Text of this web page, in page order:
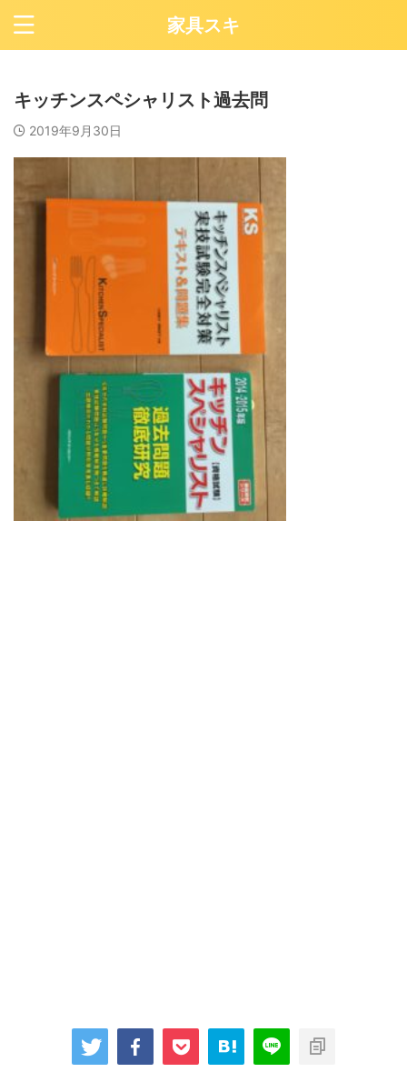
家具スキ
キッチンスペシャリスト過去問
2019年9月30日